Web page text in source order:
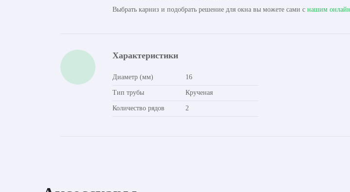
Выбрать карниз и подобрать решение для окна вы можете сами с нашим
Характеристики
Диаметр (мм) 16
Тип трубы Крученая
Количество рядов 2